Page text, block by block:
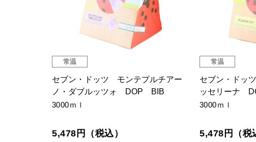
常温
セブン・ドッツ モンテプルチアー
ノ・ダブルッツォ DOP BIB
3000ｍｌ
5,478円（税込）
常温
セブン・ドッ
ッセリーナ
3000ｍｌ
5,478円（税